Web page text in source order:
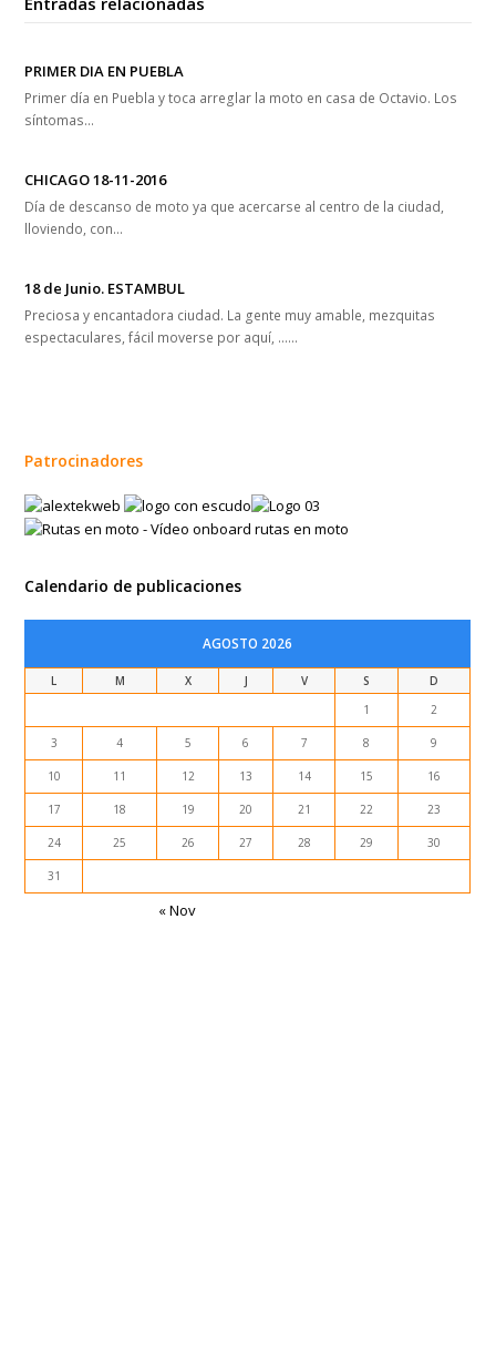
PRIMER DIA EN PUEBLA
Primer día en Puebla y toca arreglar la moto en casa de Octavio. Los
síntomas…
CHICAGO 18-11-2016
Día de descanso de moto ya que acercarse al centro de la ciudad,
lloviendo, con…
18 de Junio. ESTAMBUL
Preciosa y encantadora ciudad. La gente muy amable, mezquitas
espectaculares, fácil moverse por aquí, ...…
Patrocinadores
Calendario de publicaciones
AGOSTO 2026
L M X J V S
D
1
2
3 4 5 6 7 8 9
10 11 12 13 14 15 16
17 18 19 20 21 22 23
24 25 26 27 28 29 30
31
« Nov